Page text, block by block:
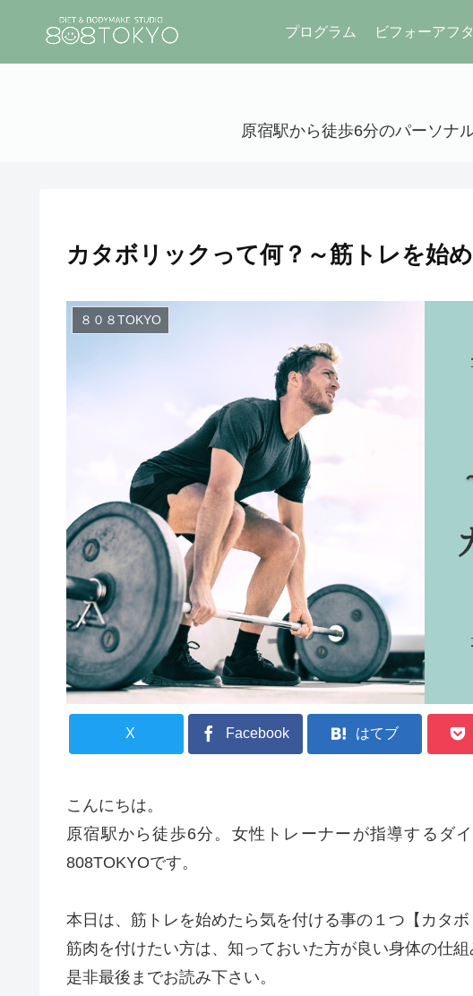
プログラム ビフォーアフ
原宿駅から徒歩6分のパーソナ
カタボリックって何？～筋トレを始
８０８TOKYO
X Facebook はてブ
こんにちは。
原宿駅から徒歩6分。女性トレーナーが指導するダ
808TOKYOです。
本日は、筋トレを始めたら気を付ける事の１つ【カタ
筋肉を付けたい方は、知っておいた方が良い身体の仕組
是非最後までお読み下さい。